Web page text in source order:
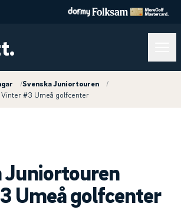
/Svenska Juniortouren
/
#3 Umeå golfcenter
Juniortouren
Umeå golfcenter